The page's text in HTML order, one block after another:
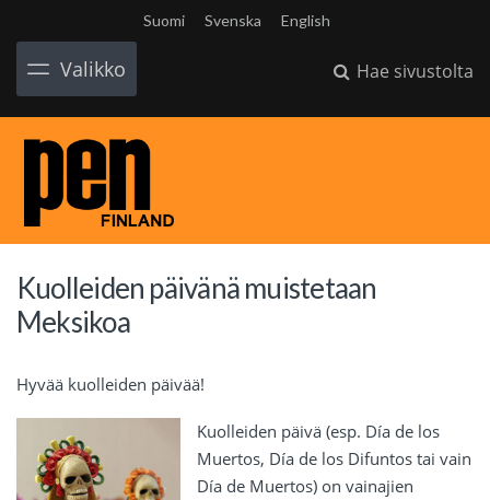
Suomi Svenska English
Valikko Hae sivustolta
Kuolleiden päivänä muistetaan
Meksikoa
Hyvää kuolleiden päivää!
Kuolleiden päivä (esp. Día de los
Muertos, Día de los Difuntos tai vain
Día de Muertos) on vainajien